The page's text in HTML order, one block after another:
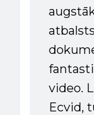
video.
Ecvid,